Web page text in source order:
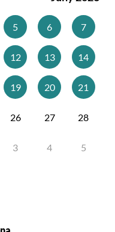
5 6 7
12 13 14
19 20 21
26 27 28
3 4 5